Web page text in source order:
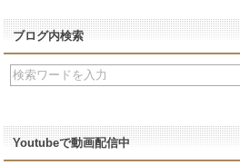
ブログ内検索
Youtubeで動画配信中